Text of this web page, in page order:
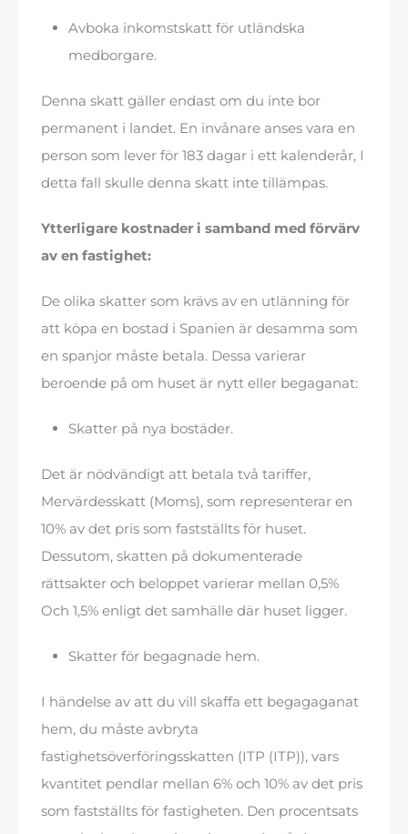
Avboka inkomstskatt för utländska
medborgare.
Denna skatt gäller endast om du inte bor
permanent i landet. En invånare anses vara en
person som lever för 183 dagar i ett kalenderår, I
detta fall skulle denna skatt inte tillämpas.
Ytterligare kostnader i samband med förvärv
av en fastighet:
De olika skatter som krävs av en utlänning för
att köpa en bostad i Spanien är desamma som
en spanjor måste betala. Dessa varierar
beroende på om huset är nytt eller begaganat:
Skatter på nya bostäder.
Det är nödvändigt att betala två tariffer,
Mervärdesskatt (Moms), som representerar en
10% av det pris som fastställts för huset.
Dessutom, skatten på dokumenterade
rättsakter och beloppet varierar mellan 0,5%
Och 1,5% enligt det samhälle där huset ligger.
Skatter för begagnade hem.
I händelse av att du vill skaffa ett begagaganat
hem, du måste avbryta
fastighetsöverföringsskatten (ITP (ITP)), vars
kvantitet pendlar mellan 6% och 10% av det pris
som fastställts för fastigheten. Den procentsats